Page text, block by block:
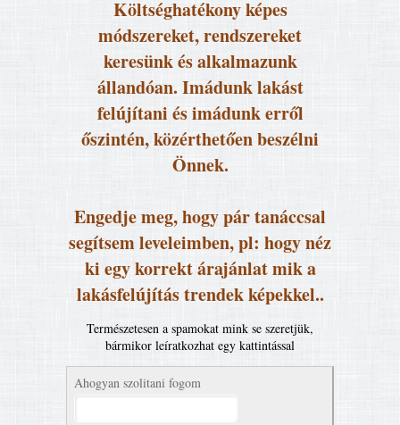
Költséghatékony képes
módszereket, rendszereket
keresünk és alkalmazunk
állandóan. Imádunk lakást
felújítani és imádunk erről
őszintén, közérthetően beszélni
Önnek.
Engedje meg, hogy pár tanáccsal
segítsem leveleimben, pl: hogy néz
ki egy korrekt árajánlat mik a
lakásfelújítás trendek képekkel..
Természetesen a spamokat mink se szeretjük,
bármikor leíratkozhat egy kattintással
Ahogyan szolitani fogom